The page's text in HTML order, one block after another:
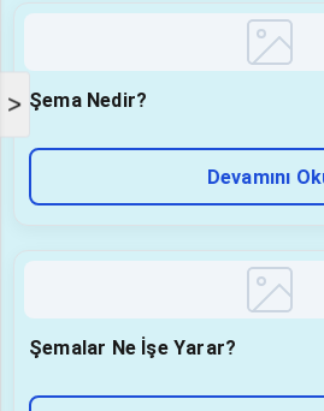
> Şema Nedir?
Devamını
Şemalar Ne İşe Yarar?